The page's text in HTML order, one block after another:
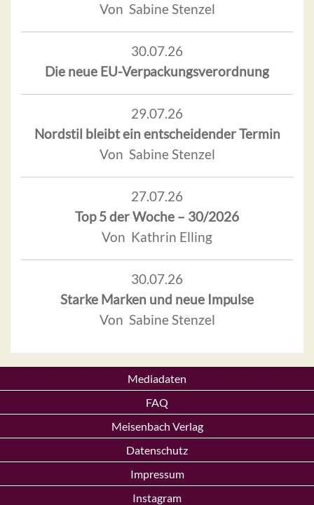
Von Sabine Stenzel
30.07.26
Die neue EU-Verpackungsverordnung
29.07.26
Nordstil bleibt ein entscheidender Termin
Von Sabine Stenzel
27.07.26
Top 5 der Woche – 30/2026
Von Kathrin Elling
30.07.26
Starke Marken und neue Impulse
Von Sabine Stenzel
Mediadaten
FAQ
Meisenbach Verlag
Datenschutz
Impressum
Instagram